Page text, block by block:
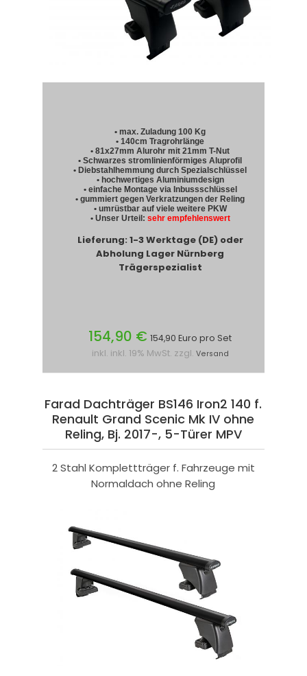
• max. Zuladung 100 Kg
• 140cm Tragrohrlänge
• 81x27mm Alurohr mit 21mm T-Nut
• Schwarzes stromlinienförmiges Aluprofil
• Diebstahlhemmung durch Spezialschlüssel
• hochwertiges Aluminiumdesign
• einfache Montage via Inbussschlüssel
• gummiert gegen Verkratzungen der Reling
• umrüstbar auf viele weitere PKW
• Unser Urteil: sehr empfehlenswert
Lieferung: 1-3 Werktage (DE) oder
Abholung Lager Nürnberg
Trägerspezialist
154,90 € 154,90 Euro pro Set
inkl. inkl. 19% MwSt. zzgl. Versand
Farad Dachträger BS146 Iron2 140 f.
Renault Grand Scenic Mk IV ohne
Reling, Bj. 2017-, 5-Türer MPV
2 Stahl Komplettträger f. Fahrzeuge mit
Normaldach ohne Reling